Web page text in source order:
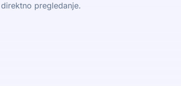
direktno pregledanje.